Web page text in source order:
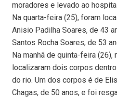
moradores e levado ao
Na quarta-feira (25), foram
Anisio Padilha Soares, de 43
Santos Rocha Soares, de 53
Na manhã de quinta-feira (26),
localizaram dois corpos
do rio. Um dos corpos é de
Chagas, de 50 anos, e foi